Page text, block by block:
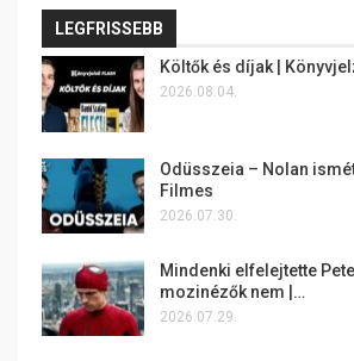
LEGFRISSEBB
Költők és díjak |
2026.08.04.
Odüsszeia – Nolan
Filmes
2026.07.30.
Mindenki elfelejtette
mozinézők nem |…
2026.07.29.